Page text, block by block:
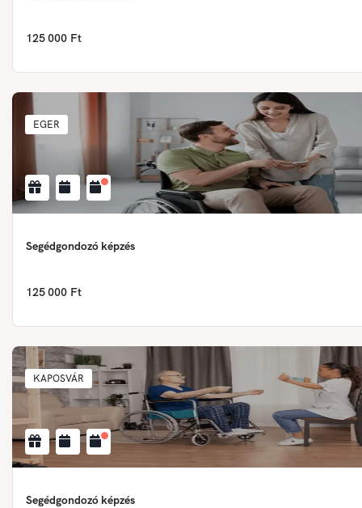
125 000 Ft
EGER
Segédgondozó képzés
125 000 Ft
KAPOSVÁR
Segédgondozó képzés